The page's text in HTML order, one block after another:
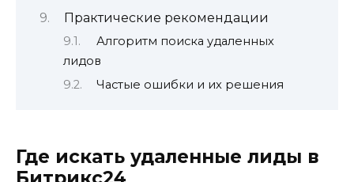
Практические рекомендации
Алгоритм поиска удаленных
лидов
Частые ошибки и их решения
Где искать удаленные лиды в